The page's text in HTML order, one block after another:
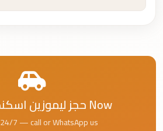
Book حجز ليموزين اسكندرية Now
7 — call or WhatsApp us